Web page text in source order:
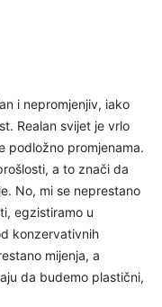
i nepromjenjiv, iako
Realan svijet je vrlo
podložno promjenama.
a to znači da
No, mi se neprestano
egzistiramo u
konzervativnih
mijenja, a
da budemo plastični,